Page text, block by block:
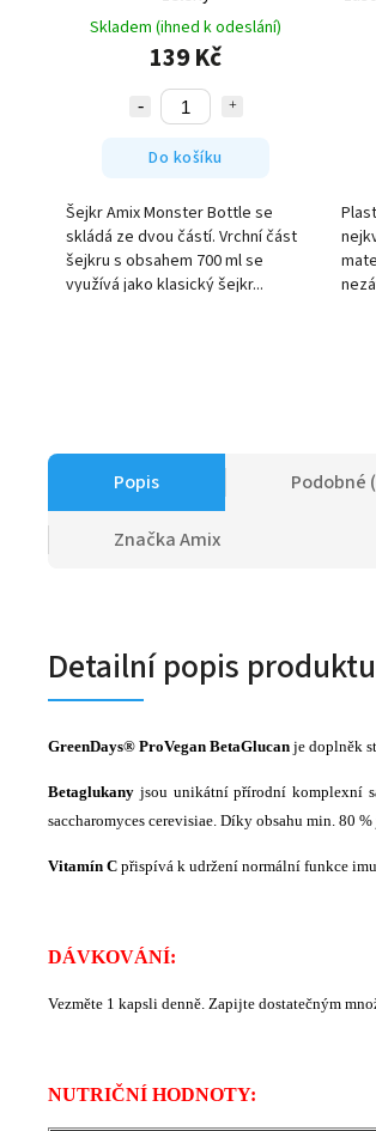
Skladem (ihned k odeslání)
139 Kč
Do košíku
Šejkr Amix Monster Bottle se
skládá ze dvou částí. Vrchní část
šejkru s obsahem 700 ml se
využívá jako klasický šejkr...
Popis Podobné
ZnačkaAmix
Detailní popis produktu
GreenDays® ProVegan BetaGlucan je doplněk
Betaglukany jsou unikátní přírodní komplexní
saccharomyces cerevisiae. Díky obsahu min. 80
Vitamín C přispívá k udržení normální funkce
DÁVKOVÁNÍ:
Vezměte 1 kapsli denně. Zapijte dostatečným
NUTRIČNÍ HODNOTY: